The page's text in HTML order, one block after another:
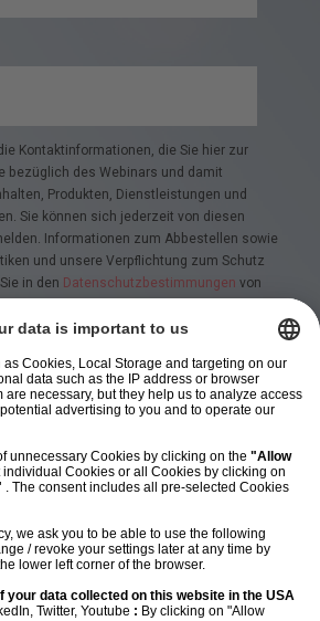
Kontaktinformationen, die Sie hier zur
bezüglich des Webinars und damit
Produkten, Dienstleistungen und
Sie können sich jederzeit von diesen
Informationen zum Abbestellen sowie
und unsere Verpflichtung zum Schutz
in den Datenschutzbestimmungen von